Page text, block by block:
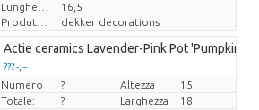
16,5
Produttore
dekker decorations
Actie ceramics Lavender-Pink Pot 'Pumpkin'
??? -,--
Prezzo x uno
Numero ? Altezza
15
Totale:
? Larghezza
18